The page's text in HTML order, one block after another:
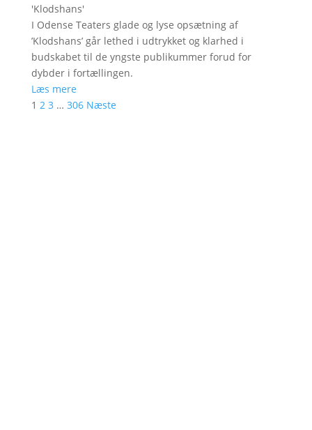
'Klodshans'
I Odense Teaters glade og lyse opsætning af
’Klodshans’ går lethed i udtrykket og klarhed i
budskabet til de yngste publikummer forud for
dybder i fortællingen.
Læs mere
1 2 3 … 306 Næste